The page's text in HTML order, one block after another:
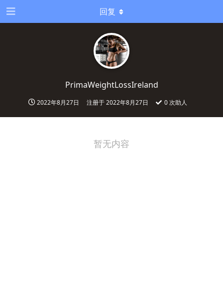
PrimaWeightLossIreland
2022年8月27日 注册于2022年8月27日 0 次助人
回复
暂无内容